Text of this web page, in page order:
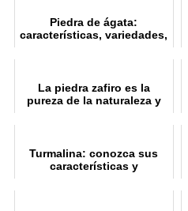
Piedra de ágata:
características, variedades,
La piedra zafiro es la
pureza de la naturaleza y
Turmalina: conozca sus
características y